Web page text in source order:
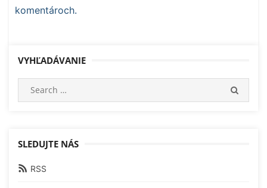
komentároch.
VYHĽADÁVANIE
SLEDUJTE NÁS
RSS